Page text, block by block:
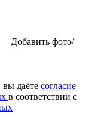
Добавить фото/
даёте согласие
в соответствии с